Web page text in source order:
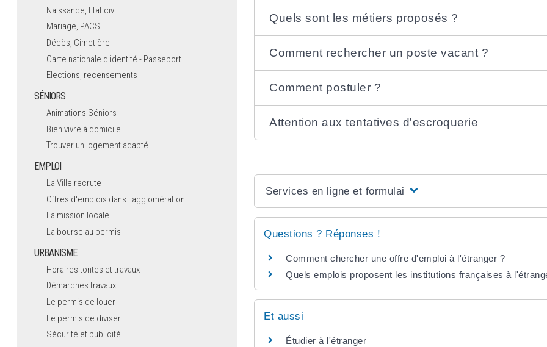
Quels sont les métiers proposés ?
Comment rechercher un poste vacant ?
Comment postuler ?
Attention aux tentatives d'escroquerie
Services en ligne et formulaires
Questions ? Réponses !
Comment chercher une offre d'emploi à l'étranger ?
Quels emplois proposent les institutions françaises à
Et aussi
Étudier à l'étranger
Naissance, Etat civil
Mariage, PACS
Décès, Cimetière
Carte nationale d'identité - Passeport
Elections, recensements
SÉNIORS
Animations Séniors
Bien vivre à domicile
Trouver un logement adapté
EMPLOI
La Ville recrute
Offres d'emplois dans l'agglomération
La mission locale
La bourse au permis
URBANISME
Horaires tontes et travaux
Démarches travaux
Le permis de louer
Le permis de diviser
Sécurité et publicité